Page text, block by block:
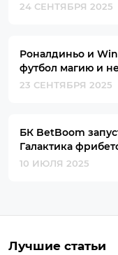
24 СЕНТЯБРЯ 2025
Роналдиньо и
футбол магию и
23 СЕНТЯБРЯ 2025
БК BetBoom
Галактика
10 ИЮЛЯ 2025
Лучшие статьи